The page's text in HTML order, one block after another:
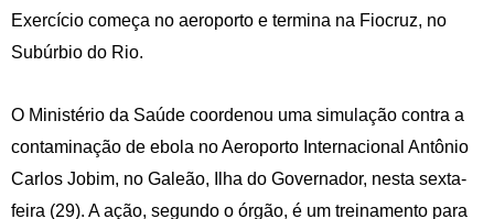
Exercício começa no aeroporto e termina na Fiocruz, no
Subúrbio do Rio.
O Ministério da Saúde coordenou uma simulação contra a
contaminação de ebola no Aeroporto Internacional Antônio
Carlos Jobim, no Galeão, Ilha do Governador, nesta sexta-
feira (29). A ação, segundo o órgão, é um treinamento para